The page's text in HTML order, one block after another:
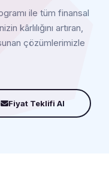
ile tüm finansal
kârlılığını artıran,
çözümlerimizle
Fiyat Teklifi Al